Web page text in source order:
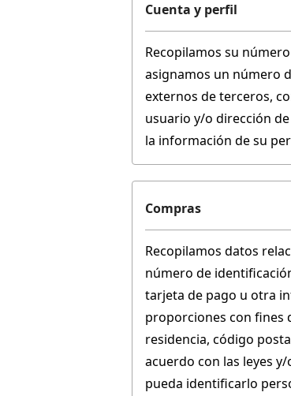
Cuenta y perfil
Recopilamos su
asignamos un número
externos de terceros,
usuario y/o dirección
la información de su
Compras
Recopilamos datos
número de
tarjeta de pago u otra
proporciones con fines
residencia, código
acuerdo con las leyes
pueda identificarlo